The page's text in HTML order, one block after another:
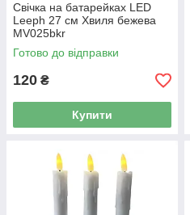
Свічка на батарейках LED
Leeph 27 см Хвиля бежева
MV025bkr
Готово до відправки
120 ₴
Купити